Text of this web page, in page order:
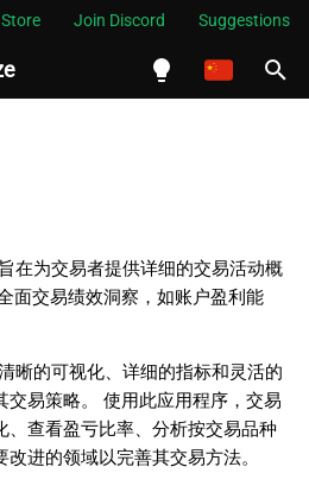
Join Discord Suggestions
العربية
Indonesia
ไทย
Tiếng Việt
한국어
在为交易者提供详细的交易活动概
面交易绩效洞察，如账户盈利能
晰的可视化、详细的指标和灵活的
交易策略。 使用此应用程序，交易
、查看盈亏比率、分析按交易品种
进的领域以完善其交易方法。